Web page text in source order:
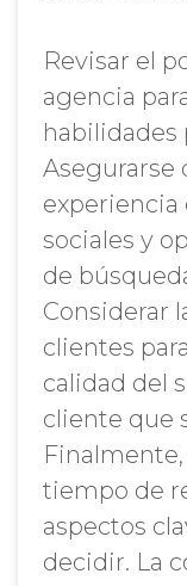
Revisar el
agencia
habilidades
Asegurarse
experiencia
sociales y
de
Considerar
clientes
calidad del
cliente que
tiempo de
aspectos
decidir. La